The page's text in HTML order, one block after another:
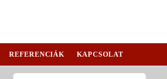
REFERENCIÁK KAPCSOLAT